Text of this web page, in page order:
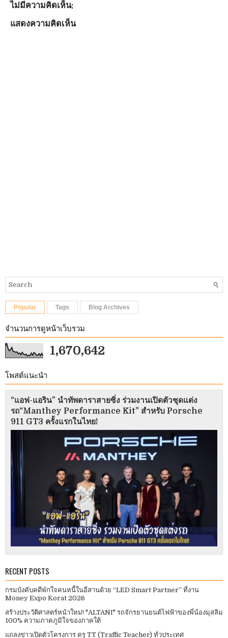
ไม่มีความคิดเห็น:
แสดงความคิดเห็น
Popular Tags Blog Archives
จำนวนการดูหน้าเว็บรวม
1,670,642
โพสต์แนะนำ
“แอฟ-แอริน” นำทัพดาราสายซิ่ง ร่วมงานเปิดตัวชุดแต่ง
รถ“Manthey Performance Kit” สำหรับ Porsche
911 GT3 ครั้งแรกในไทย!
RECENT POSTS
กรมบังคับคดีพักใจคนหนี้ในอีสานด้วย “LED Smart Partner” ที่งาน
Money Expo Korat 2026
สร้างประวัติศาสตร์หน้าใหม่! "ALTANI" รถจักรยานยนต์ไฟฟ้าของพี่น้องมุสลิม
100% ความภาคภูมิใจของภาคใต้
แถลงข่าวเปิดตัวโครงการ ครู TT (Traffic Teacher) ทั่วประเทศ​